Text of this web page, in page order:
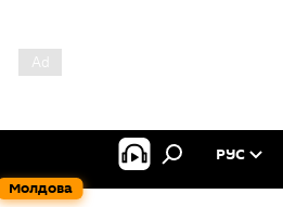
Молдова
РУС